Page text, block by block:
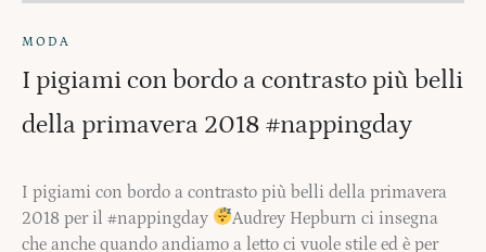
MODA
I pigiami con bordo a contrasto più belli
della primavera 2018 #nappingday
I pigiami con bordo a contrasto più belli della primavera
2018 per il #nappingday
Audrey Hepburn ci insegna
che anche quando andiamo a letto ci vuole stile ed è per